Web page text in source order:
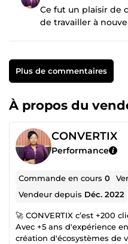
Ce fut un plaisir de
de travailler à
Plus de commentaires
À propos du
CONVERTIX
Performance
Commande en cours0
Vendeur depuis Déc. 2022
🚀 CONVERTIX c’est +200
Avec +5 ans d'expérience
création d'écosystèmes de